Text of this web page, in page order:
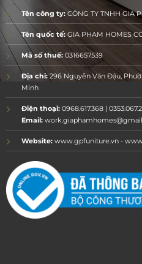
Tên công ty:CÔNG TY TNHH GIA
Tên quốc tế:GIA PHAM HOMES
Mã số thuế:0316657539
Địa chỉ:296 Nguyễn Văn Đậu,
Minh
Điện thoại:0968.617.368 |
Email:
Website:www.gpfuniture.vn -